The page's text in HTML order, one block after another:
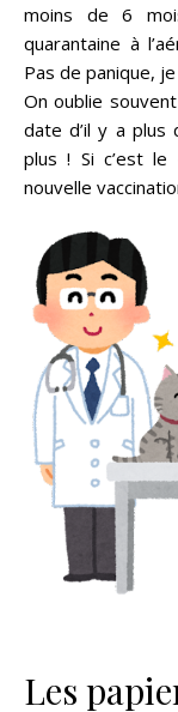
moins de 6
quarantaine à
Pas de panique,
On oublie
date d’il y a plus
plus ! Si c’est le
nouvelle
Les